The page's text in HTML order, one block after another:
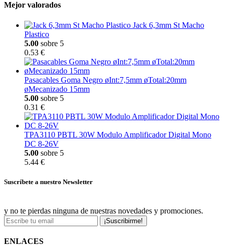
Mejor valorados
Jack 6,3mm St Macho
Plastico
5.00 sobre 5
0.53 €
Pasacables Goma Negro øInt:7,5mm øTotal:20mm
øMecanizado 15mm
5.00 sobre 5
0.31 €
TPA3110 PBTL 30W Modulo Amplificador Digital Mono
DC 8-26V
5.00 sobre 5
5.44 €
Suscríbete a nuestro Newsletter
y no te pierdas ninguna de nuestras novedades y promociones.
¡Suscribirme!
ENLACES